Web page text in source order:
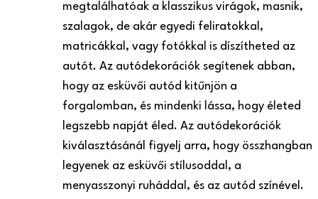
megtalálhatóak a klasszikus virágok, masnik,
szalagok, de akár egyedi feliratokkal,
matricákkal, vagy fotókkal is díszítheted az
autót. Az autódekorációk segítenek abban,
hogy az esküvői autód kitűnjön a
forgalomban, és mindenki lássa, hogy életed
legszebb napját éled. Az autódekorációk
kiválasztásánál figyelj arra, hogy összhangban
legyenek az esküvői stílusoddal, a
menyasszonyi ruháddal, és az autód színével.